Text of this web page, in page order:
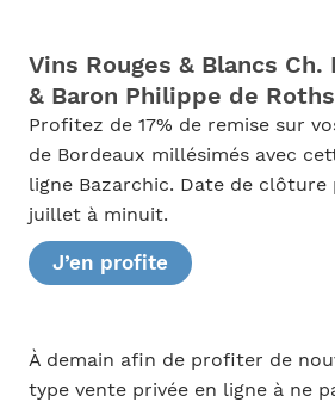
Vins Rouges & Blancs
& Baron Philippe de
Profitez de 17% de remise sur
de Bordeaux millésimés avec
ligne Bazarchic. Date de clôture
juillet à minuit.
J’en profite
À demain afin de profiter de
type vente privée en ligne à ne